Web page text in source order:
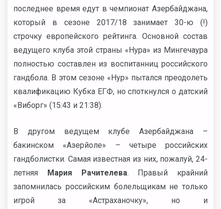
последнее время едут в чемпионат Азербайджана,
который в сезоне 2017/18 занимает 30-ю (!)
строчку европейского рейтинга. Основной состав
ведущего клуба этой страны «Нура» из Мингечаура
полностью составлен из воспитанниц российского
гандбола. В этом сезоне «Нур» пытался преодолеть
квалификацию Кубка ЕГФ, но споткнулся о датский
«Виборг» (15:43 и 21:38).
В другом ведущем клубе Азербайджана –
бакинском «Азерйоле» – четыре российских
гандболистки. Самая известная из них, пожалуй, 24-
летняя Мария Рачителева. Правый крайний
запомнилась российским болельщикам не только
игрой за «Астраханочку», но и